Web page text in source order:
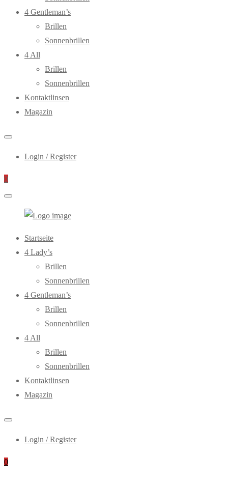
4 Gentleman’s
Brillen
Sonnenbrillen
4 All
Brillen
Sonnenbrillen
Kontaktlinsen
Magazin
Login / Register
0
Primary
Menu
Startseite
4 Lady’s
Brillen
Sonnenbrillen
4 Gentleman’s
Brillen
Sonnenbrillen
4 All
Brillen
Sonnenbrillen
Kontaktlinsen
Magazin
Login / Register
0